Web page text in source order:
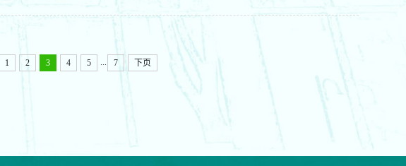
1 2 3 4 5 7 下页